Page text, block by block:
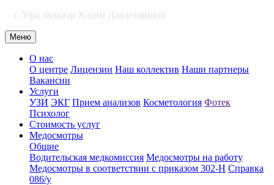
г. Уфа, бульвар Хадии Давлетшиной
Меню
О нас
О центре Лицензии Наш коллектив Наши партнеры
Вакансии
Услуги
УЗИ ЭКГ Прием анализов Косметология Фотек
Психолог
Стоимость услуг
Медосмотры
Общие
Водительская медкомиссия Медосмотры на работу
Медосмотры в соответствии с приказом 302-Н Справка
086/у